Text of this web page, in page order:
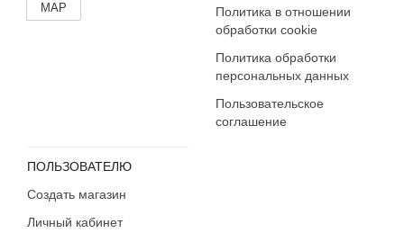
MAP
Политика в отношении
обработки cookie
Политика обработки
персональных данных
Пользовательское
соглашение
ПОЛЬЗОВАТЕЛЮ
Создать магазин
Личный кабинет